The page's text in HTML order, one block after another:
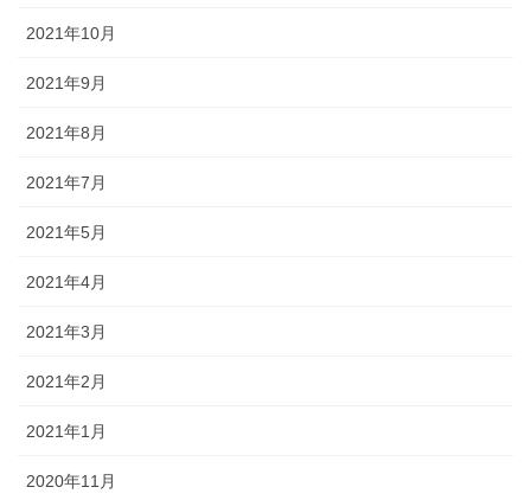
2021年10月
2021年9月
2021年8月
2021年7月
2021年5月
2021年4月
2021年3月
2021年2月
2021年1月
2020年11月